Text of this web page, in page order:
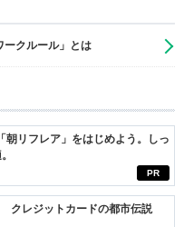
ークルール」とは
PR
リフレア」をはじめよう。しっ
クレジットカードの都市伝説